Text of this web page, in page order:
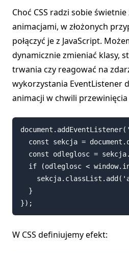
Choć CSS radzi sobie
animacjami, w złożonych
połączyć je z JavaScript.
dynamicznie zmieniać klasy,
trwania czy reagować na
wykorzystania EventListener
animacji w chwili
const sekcja =
const odleglosc =
if (odleglosc <
  }
W CSS definiujemy efekt: